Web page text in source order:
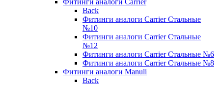
Back
Фитинги аналоги Carrier Стальные
№10
Фитинги аналоги Carrier Стальные
№12
Фитинги аналоги Carrier Стальные №6
Фитинги аналоги Carrier Стальные №8
Фитинги аналоги Manuli
Back